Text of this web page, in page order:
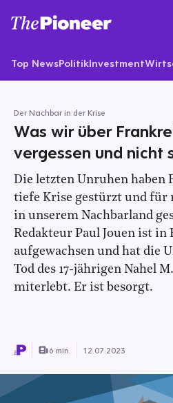
Top NewsPolitikInvestment
Der Nachbar in der Krise
Was wir über
vergessen und nicht
Die letzten Unruhen haben
tiefe Krise gestürzt und für
in unserem Nachbarland
Redakteur Paul Jouen ist in
aufgewachsen und hat die
Tod des 17-jährigen Nahel
miterlebt. Er ist besorgt.
6 min. 12.07.2023